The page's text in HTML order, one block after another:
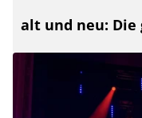
alt und neu: Die